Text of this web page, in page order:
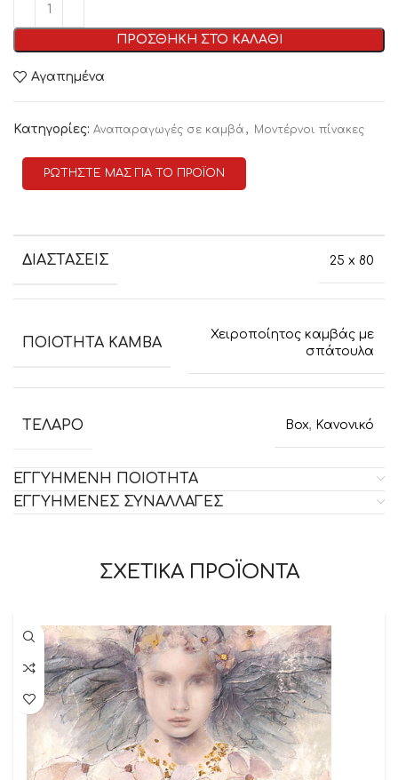
ΠΡΟΣΘΗΚΗ ΣΤΟ ΚΑΛΑΘΙ
Αγαπημένα
Κατηγορίες: Αναπαραγωγές σε καμβά , Μοντέρνοι πίνακες
ΡΩΤΗΣΤΕ ΜΑΣ ΓΙΑ ΤΟ ΠΡΟΪΟΝ
ΔΙΑΣΤΑΣΕΙΣ 25 x 80
ΠΟΙΟΤΗΤΑ ΚΑΜΒΑ
Χειροποίητος καμβάς με
σπάτουλα
ΤΕΛΑΡΟ Box, Κανονικό
ΕΓΓΥΗΜΕΝΗ ΠΟΙΟΤΗΤΑ
ΕΓΓΥΗΜΕΝΕΣ ΣΥΝΑΛΛΑΓΕΣ
ΣΧΕΤΙΚΑ ΠΡΟΪΟΝΤΑ